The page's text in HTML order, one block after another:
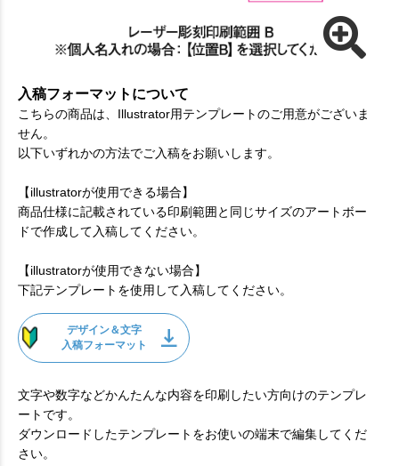
入稿フォーマットについて
こちらの商品は、Illustrator用テンプレートのご用意がございま
せん。
以下いずれかの方法でご入稿をお願いします。
【illustratorが使用できる場合】
商品仕様に記載されている印刷範囲と同じサイズのアートボー
ドで作成して入稿してください。
【illustratorが使用できない場合】
下記テンプレートを使用して入稿してください。
デザイン＆文字
入稿フォーマット
文字や数字などかんたんな内容を印刷したい方向けのテンプレ
ートです。
ダウンロードしたテンプレートをお使いの端末で編集してくだ
さい。